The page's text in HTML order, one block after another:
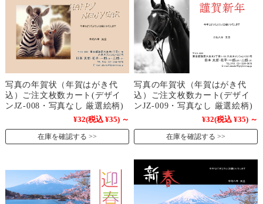
写真の年賀状（年賀はがき代
込）ご注文枚数カート(デザイ
ンJZ-008・写真なし 厳選絵柄)
¥32(税込 ¥35) ～
在庫を確認する
写真の年賀状（年賀はがき代
込）ご注文枚数カート(デザイ
ンJZ-009・写真なし 厳選絵柄)
¥32(税込 ¥35) ～
在庫を確認する